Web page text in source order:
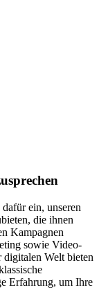
ein, unseren
die ihnen
Kampagnen
sowie Video-
Welt bieten
Erfahrung, um Ihre